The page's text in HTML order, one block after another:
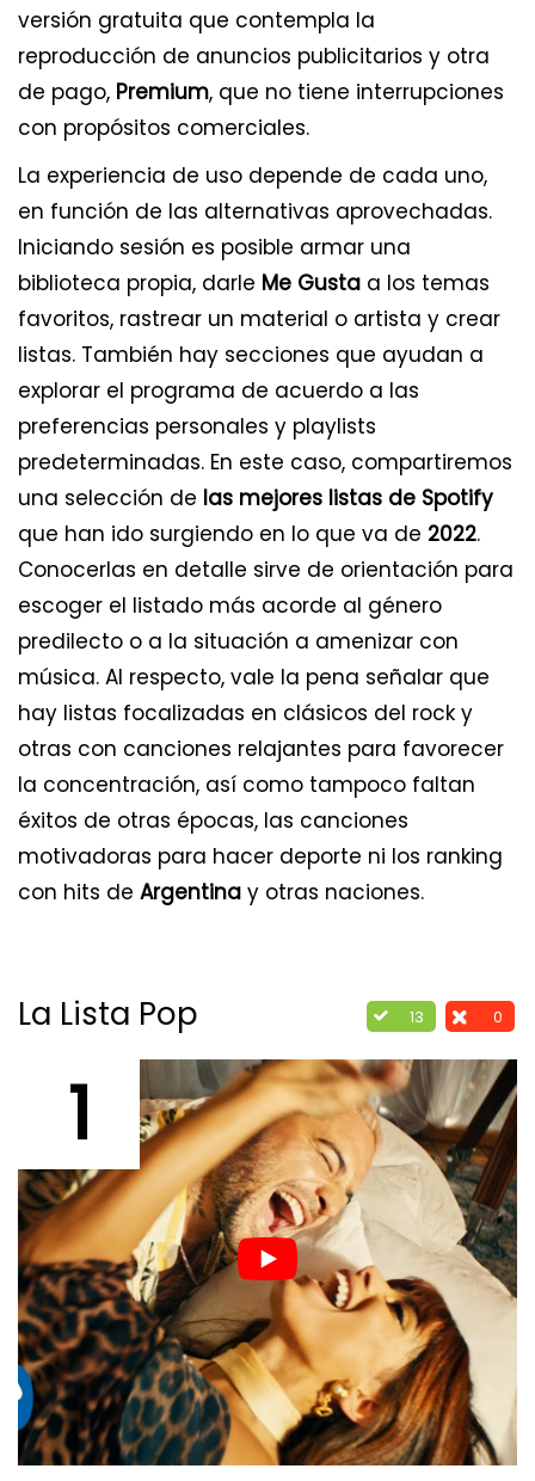
versión gratuita que contempla la
reproducción de anuncios publicitarios y otra
de pago, Premium, que no tiene interrupciones
con propósitos comerciales.
La experiencia de uso depende de cada uno,
en función de las alternativas aprovechadas.
Iniciando sesión es posible armar una
biblioteca propia, darle Me Gusta a los temas
favoritos, rastrear un material o artista y crear
listas. También hay secciones que ayudan a
explorar el programa de acuerdo a las
preferencias personales y playlists
predeterminadas. En este caso, compartiremos
una selección de las mejores listas de Spotify
que han ido surgiendo en lo que va de 2022.
Conocerlas en detalle sirve de orientación para
escoger el listado más acorde al género
predilecto o a la situación a amenizar con
música. Al respecto, vale la pena señalar que
hay listas focalizadas en clásicos del rock y
otras con canciones relajantes para favorecer
la concentración, así como tampoco faltan
éxitos de otras épocas, las canciones
motivadoras para hacer deporte ni los ranking
con hits de Argentina y otras naciones.
13 0
La Lista Pop
1